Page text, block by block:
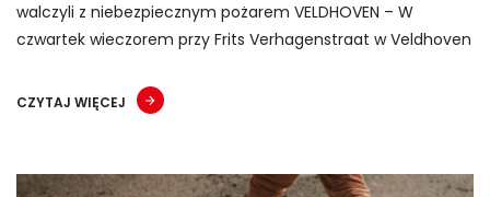
walczyli z niebezpiecznym pożarem VELDHOVEN – W
czwartek wieczorem przy Frits Verhagenstraat w Veldhoven
CZYTAJ WIĘCEJ